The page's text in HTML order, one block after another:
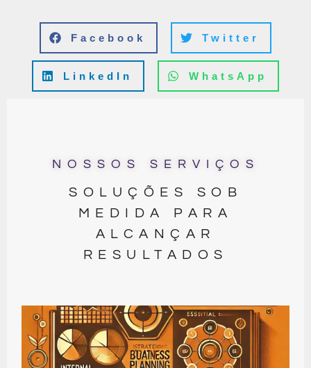
Facebook Twitter
LinkedIn WhatsApp
NOSSOS SERVIÇOS
SOLUÇÕES SOB
MEDIDA PARA
ALCANÇAR
RESULTADOS